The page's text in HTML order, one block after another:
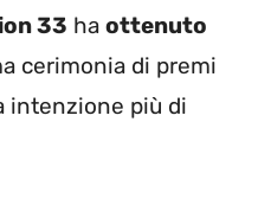
33 ha ottenuto
cerimonia di premi
intenzione più di